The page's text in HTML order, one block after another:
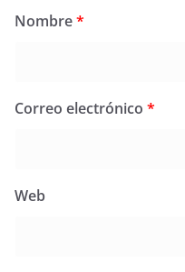
Nombre*
Correo electrónico *
Web